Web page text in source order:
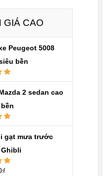
GIÁ CAO
Peugeot 5008
bền
5
2 sedan cao
5
gạt mưa trước
Ghibli
₫